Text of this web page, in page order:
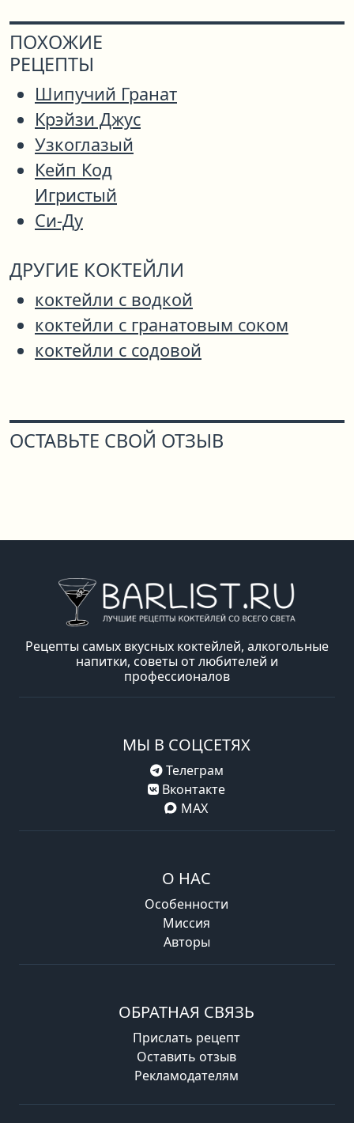
ПОХОЖИЕ
РЕЦЕПТЫ
Шипучий Гранат
Крэйзи Джус
Узкоглазый
Кейп Код
Игристый
Си-Ду
ДРУГИЕ КОКТЕЙЛИ
коктейли с водкой
коктейли с гранатовым соком
коктейли с содовой
ОСТАВЬТЕ СВОЙ ОТЗЫВ
Рецепты самых вкусных коктейлей, алкогольные
напитки, советы от любителей и
профессионалов
МЫ В СОЦСЕТЯХ
Телеграм
Вконтакте
MAX
О НАС
Особенности
Миссия
Авторы
ОБРАТНАЯ СВЯЗЬ
Прислать рецепт
Оставить отзыв
Рекламодателям